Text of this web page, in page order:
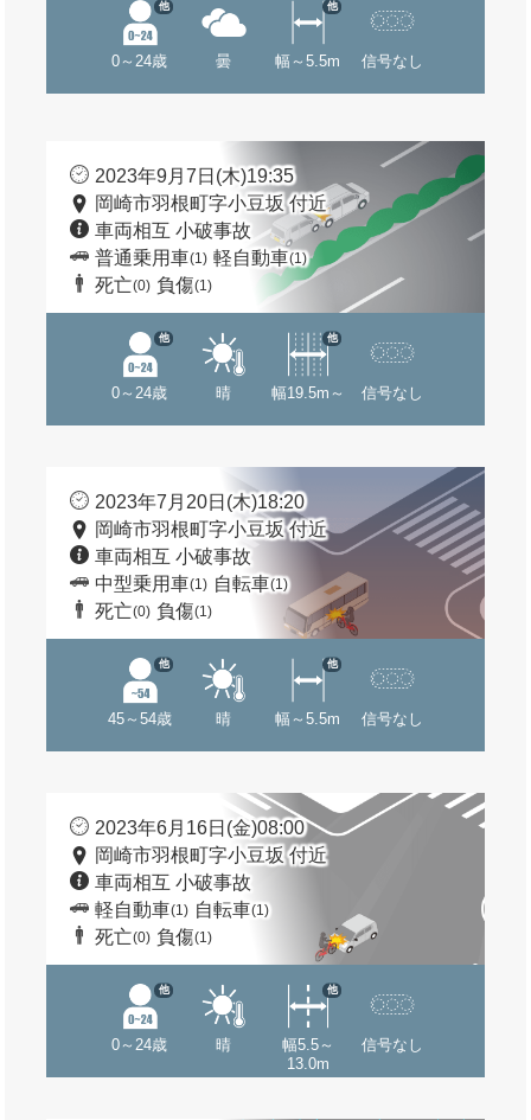
0～24歳
他
曇 幅～5.5m
他
信号なし
2023年9月7日(木)19:35
岡崎市羽根町字小豆坂 付近
車両相互 小破事故
普通乗用車(1) 軽自動車(1)
死亡(0) 負傷(1)
0～24歳
他
晴 幅19.5m～
他
信号なし
2023年7月20日(木)18:20
岡崎市羽根町字小豆坂 付近
車両相互 小破事故
中型乗用車(1) 自転車(1)
死亡(0) 負傷(1)
45～54歳
他
晴 幅～5.5m
他
信号なし
2023年6月16日(金)08:00
岡崎市羽根町字小豆坂 付近
車両相互 小破事故
軽自動車(1) 自転車(1)
死亡(0) 負傷(1)
0～24歳
他
晴
幅5.5～
13.0m
他
信号なし